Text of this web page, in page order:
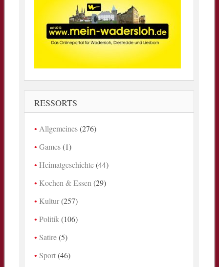
RESSORTS
Allgemeines(276)
Games(1)
Heimatgeschichte(44)
Kochen & Essen (29)
Kultur(257)
Politik (106)
Satire(5)
Sport(46)